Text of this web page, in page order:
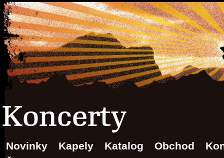
Koncerty
Novinky Kapely Katalog Obchod